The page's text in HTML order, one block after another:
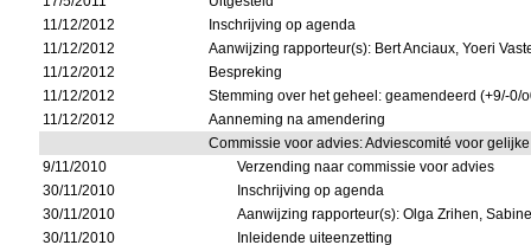
11/12/2012
Inschrijving op agenda
11/12/2012
Aanwijzing rapporteur(s): Bert Anciaux, Yoeri
11/12/2012
Bespreking
11/12/2012
Stemming over het geheel: geamendeerd (+9/-0/
11/12/2012
Aanneming na amendering
Commissie voor advies: Adviescomité voor
9/11/2010
Verzending naar commissie voor advies
30/11/2010
Inschrijving op agenda
30/11/2010
Aanwijzing rapporteur(s): Olga Zrihen,
30/11/2010
Inleidende uiteenzetting